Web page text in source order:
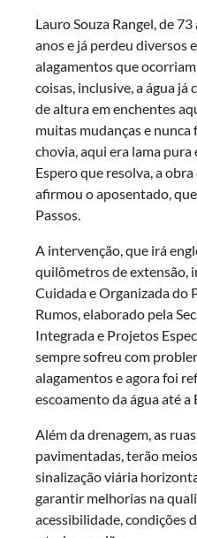
Lauro Souza Rangel, de
anos e já perdeu diversos
alagamentos que
coisas, inclusive, a água já
de altura em enchentes
muitas mudanças e nunca
chovia, aqui era lama pura
Espero que resolva, a obra
afirmou o aposentado,
Passos.
A intervenção, que irá
quilômetros de extensão,
Cuidada e Organizada do
Rumos, elaborado pela
Integrada e Projetos
sempre sofreu com
alagamentos e agora foi
escoamento da água até a
Além da drenagem, as
pavimentadas, terão
sinalização viária
garantir melhorias na
acessibilidade, condições